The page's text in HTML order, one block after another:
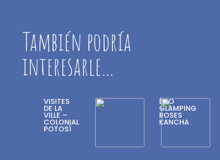
También podría
interesarle…
VISITES
DE LA
VILLE –
COLONIAL
POTOSÍ
ÉCO
GLAMPING
ROSES
KANCHA